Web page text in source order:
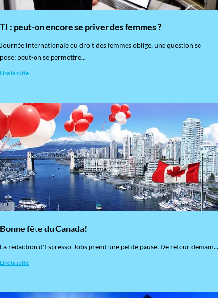
TI : peut-on encore se priver des femmes ?
​Journée internationale du droit des femmes oblige, une question se
pose: peut-on se permettre...
Lire la suite
Bonne fête du Canada!
La rédaction d'Espresso-Jobs prend une petite pause. De retour demain...
Lire la suite